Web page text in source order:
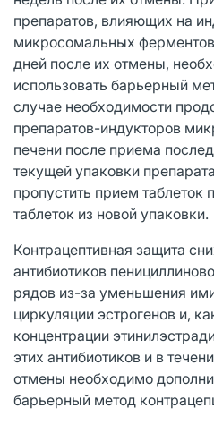
препаратов, влияющих на
микросомальных
дней после их отмены,
использовать барьерный
случае необходимости
препаратов-индукторов
печени после приема
текущей упаковки
пропустить прием таблеток
таблеток из новой упаковки.
Контрацептивная защита
антибиотиков
рядов из-за уменьшения
циркуляции эстрогенов и,
концентрации
этих антибиотиков и в
отмены необходимо
барьерный метод